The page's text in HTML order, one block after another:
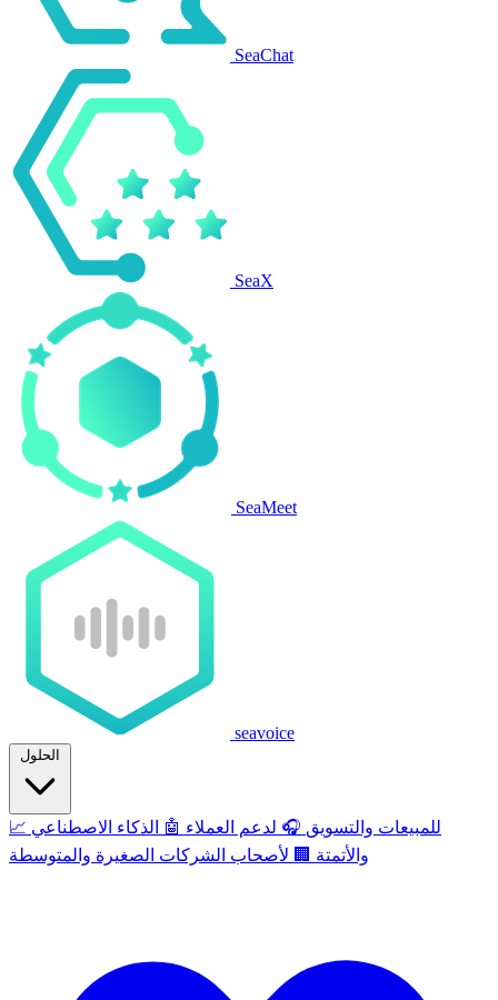
SeaChat
SeaX
SeaMeet
seavoice
الحلول
📈 للمبيعات والتسويق 🎧 لدعم العملاء 🤖
الذكاء الاصطناعي
والأتمتة 🏢 لأصحاب الشركات الصغيرة والمتوسطة